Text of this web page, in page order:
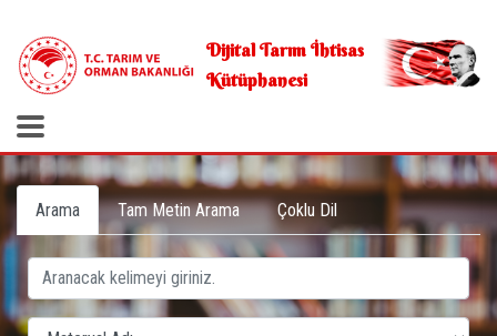
Dijital Tarım İhtisas
Kütüphanesi
Arama Tam Metin Arama Çoklu Dil